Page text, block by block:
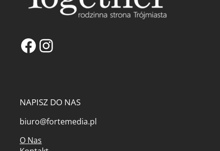
Facebook
Instagram
NAPISZ DO NAS
biuro@fortemedia.pl
O Nas